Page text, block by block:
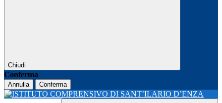
Chiudi
Conferma
Annulla Conferma